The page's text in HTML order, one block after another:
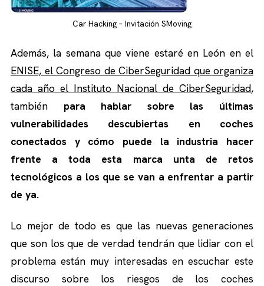
Car Hacking – Invitación SMoving
Además, la semana que viene estaré en León en el
ENISE, el Congreso de CiberSeguridad que organiza
cada año el Instituto Nacional de CiberSeguridad,
también para hablar sobre las últimas
vulnerabilidades descubiertas en coches
conectados y cómo puede la industria hacer
frente a toda esta marca unta de retos
tecnológicos a los que se van a enfrentar a partir
de ya.
Lo mejor de todo es que las nuevas generaciones
que son los que de verdad tendrán que lidiar con el
problema están muy interesadas en escuchar este
discurso sobre los riesgos de los coches